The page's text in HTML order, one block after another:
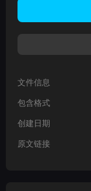
文件信息
包含格式
创建日期
原文链接